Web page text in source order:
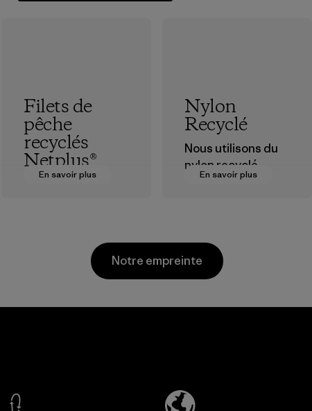
En savoir plus
Filets de
pêche
recyclés
Netplus®
Le matériau
pêche usagés
recyclés, collectés
En savoir plus
Nylon
Recyclé
Nous utilisons du
nylon recyclé
provenant de
de tissage et de
matériaux recyclés
post-
En savoir plus
Notre empreinte